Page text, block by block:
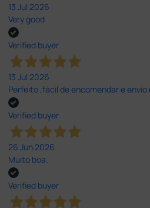
13 Jul 2026
Very good
Verified buyer
13 Jul 2026
Perfeito ,fácil de encomendar e envio
Verified buyer
26 Jun 2026
Muito boa.
Verified buyer